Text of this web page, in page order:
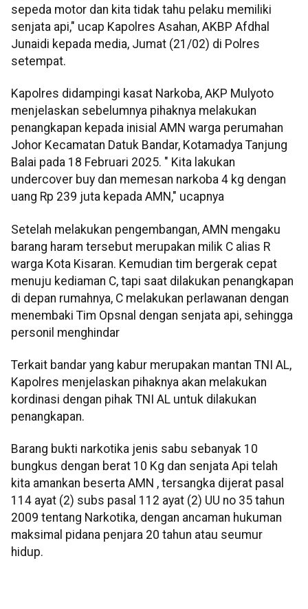
sepeda motor dan kita tidak tahu pelaku memiliki
senjata api," ucap Kapolres Asahan, AKBP Afdhal
Junaidi kepada media, Jumat (21/02) di Polres
setempat.
Kapolres didampingi kasat Narkoba, AKP Mulyoto
menjelaskan sebelumnya pihaknya melakukan
penangkapan kepada inisial AMN warga perumahan
Johor Kecamatan Datuk Bandar, Kotamadya Tanjung
Balai pada 18 Februari 2025. " Kita lakukan
undercover buy dan memesan narkoba 4 kg dengan
uang Rp 239 juta kepada AMN," ucapnya
Setelah melakukan pengembangan, AMN mengaku
barang haram tersebut merupakan milik C alias R
warga Kota Kisaran. Kemudian tim bergerak cepat
menuju kediaman C, tapi saat dilakukan penangkapan
di depan rumahnya, C melakukan perlawanan dengan
menembaki Tim Opsnal dengan senjata api, sehingga
personil menghindar
Terkait bandar yang kabur merupakan mantan TNI AL,
Kapolres menjelaskan pihaknya akan melakukan
kordinasi dengan pihak TNI AL untuk dilakukan
penangkapan.
Barang bukti narkotika jenis sabu sebanyak 10
bungkus dengan berat 10 Kg dan senjata Api telah
kita amankan beserta AMN , tersangka dijerat pasal
114 ayat (2) subs pasal 112 ayat (2) UU no 35 tahun
2009 tentang Narkotika, dengan ancaman hukuman
maksimal pidana penjara 20 tahun atau seumur
hidup.